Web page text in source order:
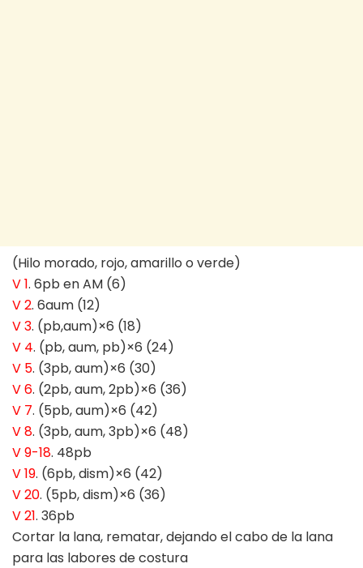
(Hilo morado, rojo, amarillo o verde)
V 1. 6pb en AM (6)
V 2. 6aum (12)
V 3. (pb,aum)×6 (18)
V 4. (pb, aum, pb)×6 (24)
V 5. (3pb, aum)×6 (30)
V 6. (2pb, aum, 2pb)×6 (36)
V 7. (5pb, aum)×6 (42)
V 8. (3pb, aum, 3pb)×6 (48)
V 9-18. 48pb
V 19. (6pb, dism)×6 (42)
V 20. (5pb, dism)×6 (36)
V 21. 36pb
Cortar la lana, rematar, dejando el cabo de la lana
para las labores de costura